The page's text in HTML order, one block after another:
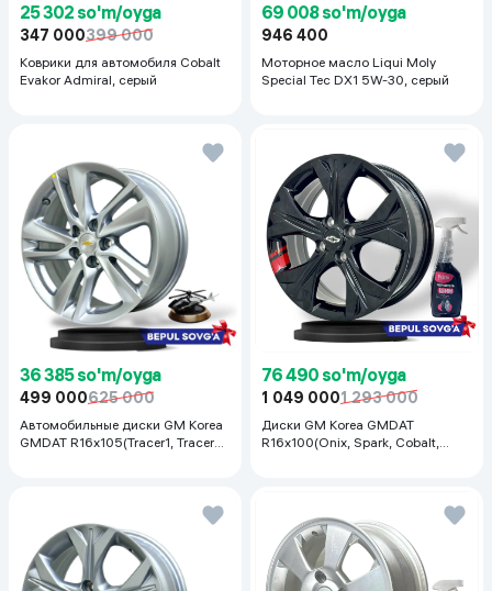
25 302 so'm/oyga
347 000399 000
Коврики для автомобиля Cobalt
Evakor Admiral, серый
69 008 so'm/oyga
946 400
Моторное масло Liqui Moly
Special Tec DX1 5W-30, серый
36 385 so'm/oyga
499 000625 000
Автомобильные диски GM Korea
GMDAT R16x105(Tracer1, Tracer2)
76 490 so'm/oyga
1 049 0001 293 000
Диски GM Korea GMDAT
R16x100(Onix, Spark, Cobalt,